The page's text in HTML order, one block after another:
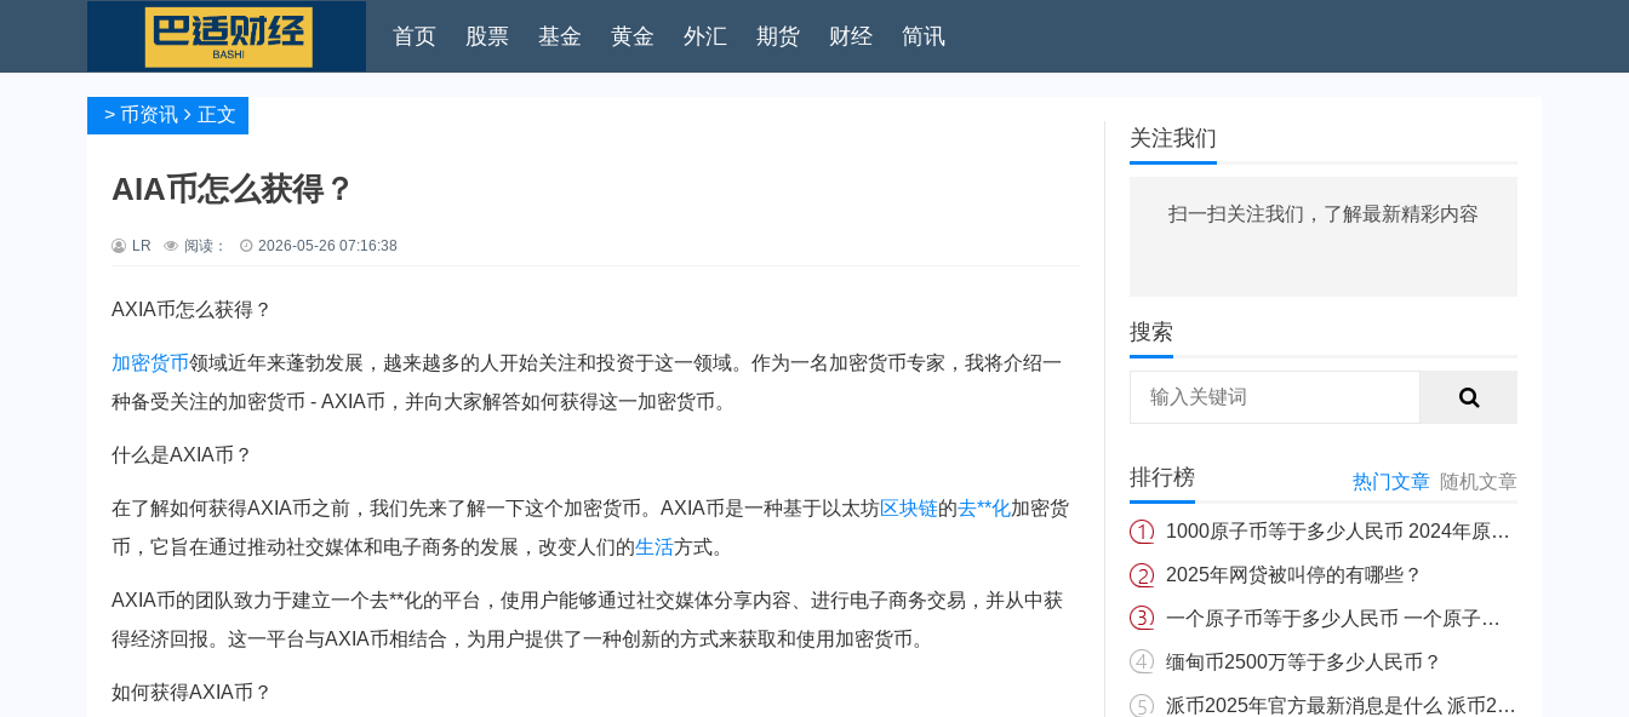
首页 股票 基金 黄金 外汇 期货 财经 简讯
> 币资讯 正文
AIA币怎么获得？
LR 阅读： 2026-05-26 07:16:38
AXIA币怎么获得？
加密货币领域近年来蓬勃发展，越来越多的人开始关注和投资于这一领域。作为一名加密货币专家，我将介绍一
种备受关注的加密货币 - AXIA币，并向大家解答如何获得这一加密货币。
什么是AXIA币？
在了解如何获得AXIA币之前，我们先来了解一下这个加密货币。AXIA币是一种基于以太坊区块链的去**化加密货
币，它旨在通过推动社交媒体和电子商务的发展，改变人们的生活方式。
AXIA币的团队致力于建立一个去**化的平台，使用户能够通过社交媒体分享内容、进行电子商务交易，并从中获
得经济回报。这一平台与AXIA币相结合，为用户提供了一种创新的方式来获取和使用加密货币。
如何获得AXIA币？
关注我们
扫一扫关注我们，了解最新精彩内容
搜索
排行榜 热门文章 随机文章
1000原子币等于多少人民币 2024年原子币最新价格介绍一览
2025年网贷被叫停的有哪些？
一个原子币等于多少人民币 一个原子币价格介绍
缅甸币2500万等于多少人民币？
派币2025年官方最新消息是什么 派币2025年官方最新消息真实分享